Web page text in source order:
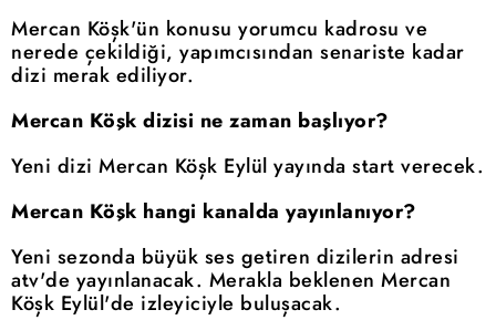
Mercan Köşk'ün konusu yorumcu kadrosu ve
nerede çekildiği, yapımcısından senariste kadar
dizi merak ediliyor.
Mercan Köşk dizisi ne zaman başlıyor?
Yeni dizi Mercan Köşk Eylül yayında start verecek.
Mercan Köşk hangi kanalda yayınlanıyor?
Yeni sezonda büyük ses getiren dizilerin adresi
atv'de yayınlanacak. Merakla beklenen Mercan
Köşk Eylül'de izleyiciyle buluşacak.